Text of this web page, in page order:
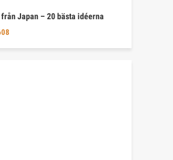
Japan – 20 bästa idéerna